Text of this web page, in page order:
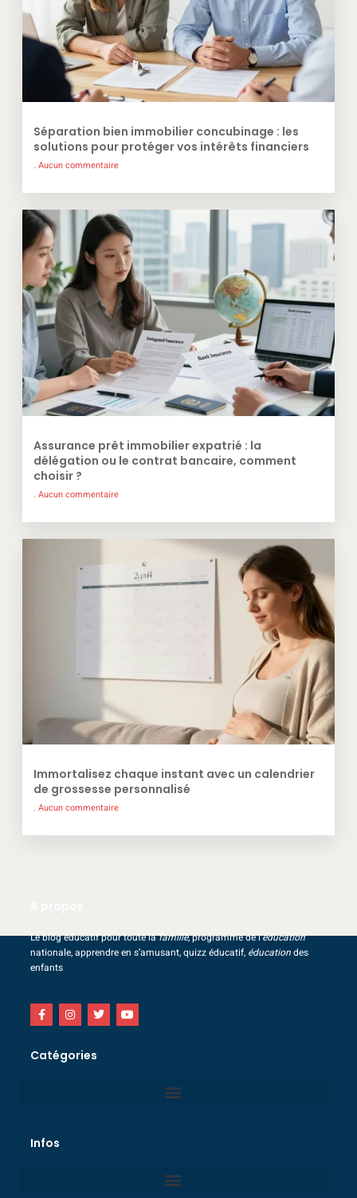
Séparation bien immobilier concubinage : les
solutions pour protéger vos intérêts financiers
Aucun commentaire
Assurance prêt immobilier expatrié : la
délégation ou le contrat bancaire, comment
choisir ?
Aucun commentaire
Immortalisez chaque instant avec un calendrier
de grossesse personnalisé
Aucun commentaire
Le blog éducatif pour toute lafamille, programme de l’éducation
nationale, apprendre en s’amusant, quizz éducatif, éducationdes
enfants
Catégories
Infos